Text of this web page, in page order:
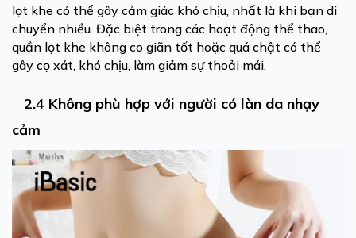
lọt khe có thể gây cảm giác khó chịu, nhất là khi bạn di
chuyển nhiều. Đặc biệt trong các hoạt động thể thao,
quần lọt khe không co giãn tốt hoặc quá chật có thể
gây cọ xát, khó chịu, làm giảm sự thoải mái.
2.4 Không phù hợp với người có làn da nhạy
cảm